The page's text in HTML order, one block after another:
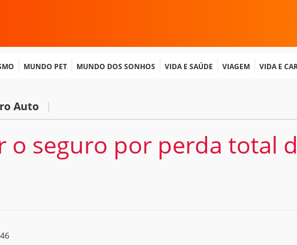
Mundo Pet Mundo dos Sonhos Vida e Saúde Viagem Vida e
Auto |
o seguro por perda total